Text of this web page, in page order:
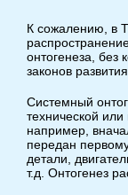
К сожалению, в
онтогенеза, без
законов
Системный
технической
например,
передан
детали,
т.д. Онтогенез